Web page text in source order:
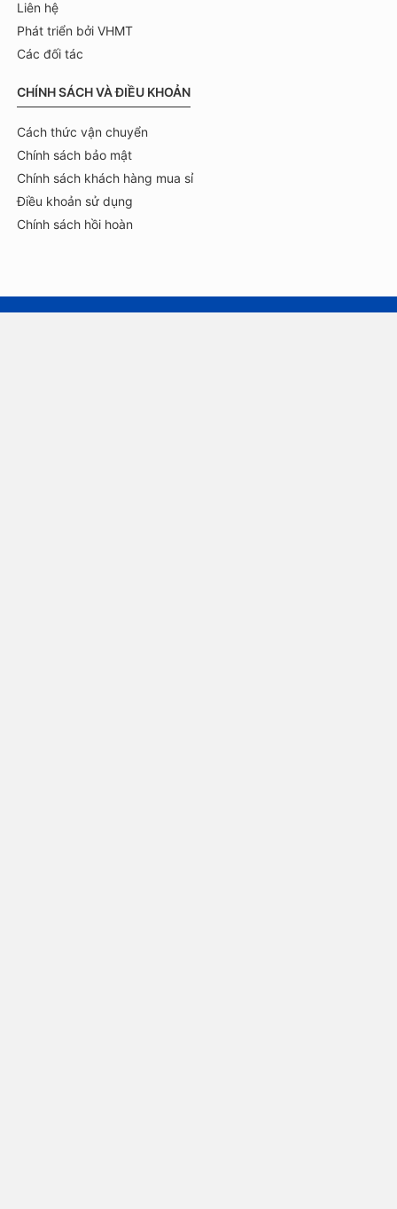
Liên hệ
Phát triển bởi VHMT
Các đối tác
CHÍNH SÁCH VÀ ĐIỀU KHOẢN
Cách thức vận chuyển
Chính sách bảo mật
Chính sách khách hàng mua sỉ
Điều khoản sử dụng
Chính sách hồi hoàn